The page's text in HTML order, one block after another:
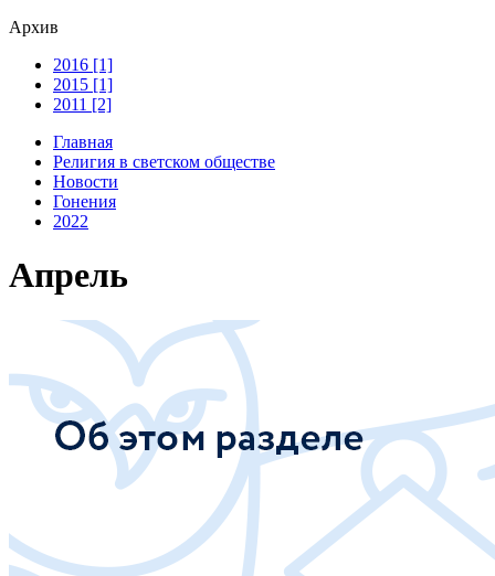
Архив
2016 [1]
2015 [1]
2011 [2]
Главная
Религия в светском обществе
Новости
Гонения
2022
Апрель